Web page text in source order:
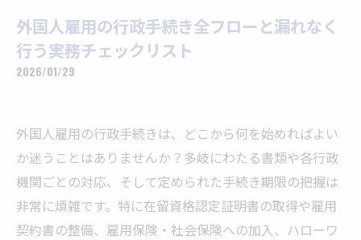
外国人雇用の行政手続き全フローと漏れなく
行う実務チェックリスト
2026/01/29
外国人雇用の行政手続きは、どこから何を始めればよい
か迷うことはありませんか？多岐にわたる書類や各行政
機関ごとの対応、そして定められた手続き期限の把握は
非常に煩雑です。特に在留資格認定証明書の取得や雇用
契約書の整備、雇用保険・社会保険への加入、ハローワ